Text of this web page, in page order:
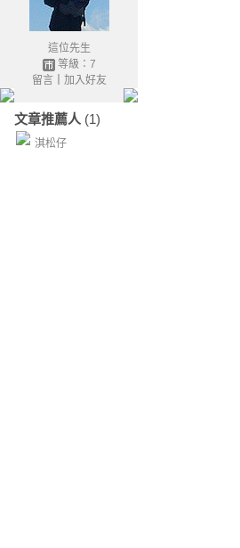
這位先生
等級：7
留言｜ 加入好友
文章推薦人 (1)
淇松仔